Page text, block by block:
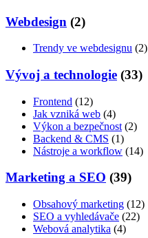
Webdesign (2)
Trendy ve webdesignu (2)
Vývoj a technologie (33)
Frontend (12)
Jak vzniká web (4)
Výkon a bezpečnost (2)
Backend & CMS (1)
Nástroje a workflow (14)
Marketing a SEO (39)
Obsahový marketing (12)
SEO a vyhledávače (22)
Webová analytika (4)